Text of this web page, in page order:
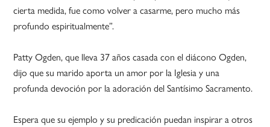
cierta medida, fue como volver a casarme, pero mucho más
profundo espiritualmente”.
Patty Ogden, que lleva 37 años casada con el diácono Ogden,
dijo que su marido aporta un amor por la Iglesia y una
profunda devoción por la adoración del Santísimo Sacramento.
Espera que su ejemplo y su predicación puedan inspirar a otros